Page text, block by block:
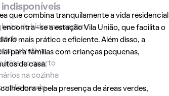
que combina tranquilamente a vida residencial
se a estação Vila União, que facilita o
mais prático e eficiente. Além disso, a
para famílias com crianças pequenas,
de casa.
e pela presença de áreas verdes,
indisponíveis
de hidromassagem
privativa
no quarto
na cozinha